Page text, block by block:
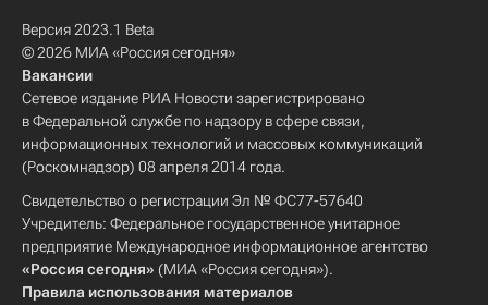
Версия 2023.1 Beta
© 2026 МИА «Россия сегодня»
Вакансии
Сетевое издание РИА Новости зарегистрировано
в Федеральной службе по надзору в сфере связи,
информационных технологий и массовых коммуникаций
(Роскомнадзор) 08 апреля 2014 года.
Свидетельство о регистрации Эл № ФС77-57640
Учредитель: Федеральное государственное унитарное
предприятие Международное информационное агентство
«Россия сегодня» (МИА «Россия сегодня»).
Правила использования материалов